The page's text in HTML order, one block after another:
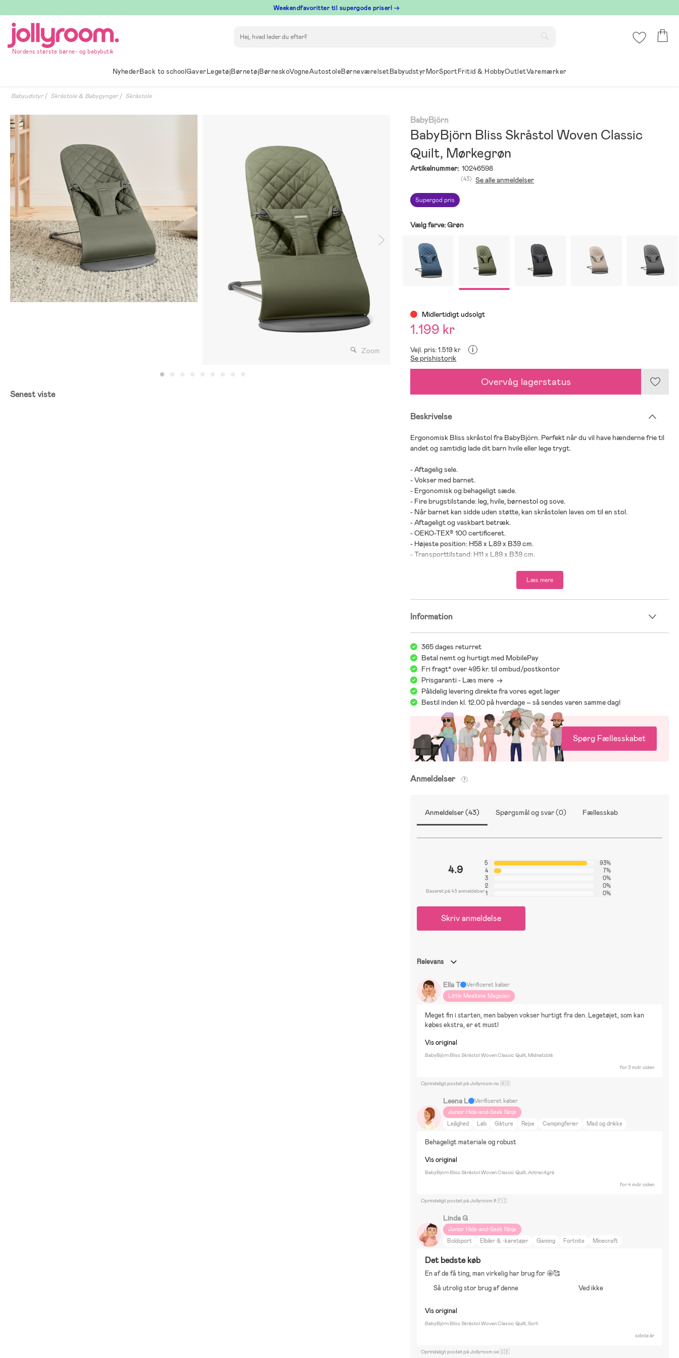
till
innehållet
⁠ Weekendfavoritter til supergode priser! →
Nordens største børne- og babybutik
NyhederBack to schoolGaverLegetøjBørnetøjBørneskoVogneAutostoleBørneværelsetBabyudstyrMorSportFritid & HobbyOutletVaremærker
Babyudstyr Skråstole & Babygynger Skråstole
Zoom
Senest viste
BabyBjörn
BabyBjörn Bliss Skråstol Woven Classic
Quilt, Mørkegrøn
Artikelnummer: 10246598
Supergod pris
(43) Se alle anmeldelser
Vælg farve:Grøn
Midlertidigt udsolgt
1.199 kr
Vejl. pris: 1.519 kr i
Se prishistorik
Overvåg lagerstatus
Beskrivelse
Ergonomisk Bliss skråstol fra BabyBjörn. Perfekt når du vil have hænderne frie til
andet og samtidig lade dit barn hvile eller lege trygt.
- Aftagelig sele.
- Vokser med barnet.
- Ergonomisk og behageligt sæde.
- Fire brugstilstande: leg, hvile, børnestol og sove.
- Når barnet kan sidde uden støtte, kan skråstolen laves om til en stol.
- Aftageligt og vaskbart betræk.
- OEKO-TEX® 100 certificeret.
- Højeste position: H58 x L89 x B39 cm.
- Transporttilstand: H11 x L89 x B39 cm.
- Maks. belastning: 13 kg, når produktet bruges som børnestol.
- Anbefalet alder: Fra nyfødt til 2 år.
Læs mere
Information
365 dages returret
Betal nemt og hurtigt med MobilePay
Fri fragt* over 495 kr. til ombud/postkontor
Prisgaranti - Læs mere ->
Pålidelig levering direkte fra vores eget lager
Bestil inden kl. 12.00 på hverdage – så sendes varen samme dag!
Spørg Fællesskabet
Anmeldelser
Anmeldelser (43) Spørgsmål og svar (0) Fællesskab
4.9
Baseret på 43 anmeldelser
5
93%
4
7%
3
0%
2
0%
1
0%
Skriv anmeldelse
Relevans
Ella T
Verificeret køber
Little Mealtime Magician
Meget fin i starten, men babyen vokser hurtigt fra den. Legetøjet, som kan
købes ekstra, er et must!
Vis original
BabyBjörn Bliss Skråstol Woven Classic Quilt, Midnatsblå
for 3 mdr. siden
Oprindeligt postet på Jollyroom.no 🇳🇴
Leena L
Verificeret køber
Junior Hide-and-Seek Ninja
Lejlighed
Løb Gåture Rejse Campingferier
Mad og drikke
Behageligt materiale og robust
Vis original
BabyBjörn Bliss Skråstol Woven Classic Quilt, Antracitgrå
for 4 mdr. siden
Oprindeligt postet på Jollyroom.fi 🇫🇮
Linda G
Junior Hide-and-Seek Ninja
Boldsport
Elbiler & -køretøjer Gaming Fortnite
Minecraft
Det bedste køb
En af de få ting, man virkelig har brug for 🤩🥰
Så utrolig stor brug af denne
Ved ikke
Vis original
BabyBjörn Bliss Skråstol Woven Classic Quilt, Sort
sidste år
Oprindeligt postet på Jollyroom.se 🇸🇪